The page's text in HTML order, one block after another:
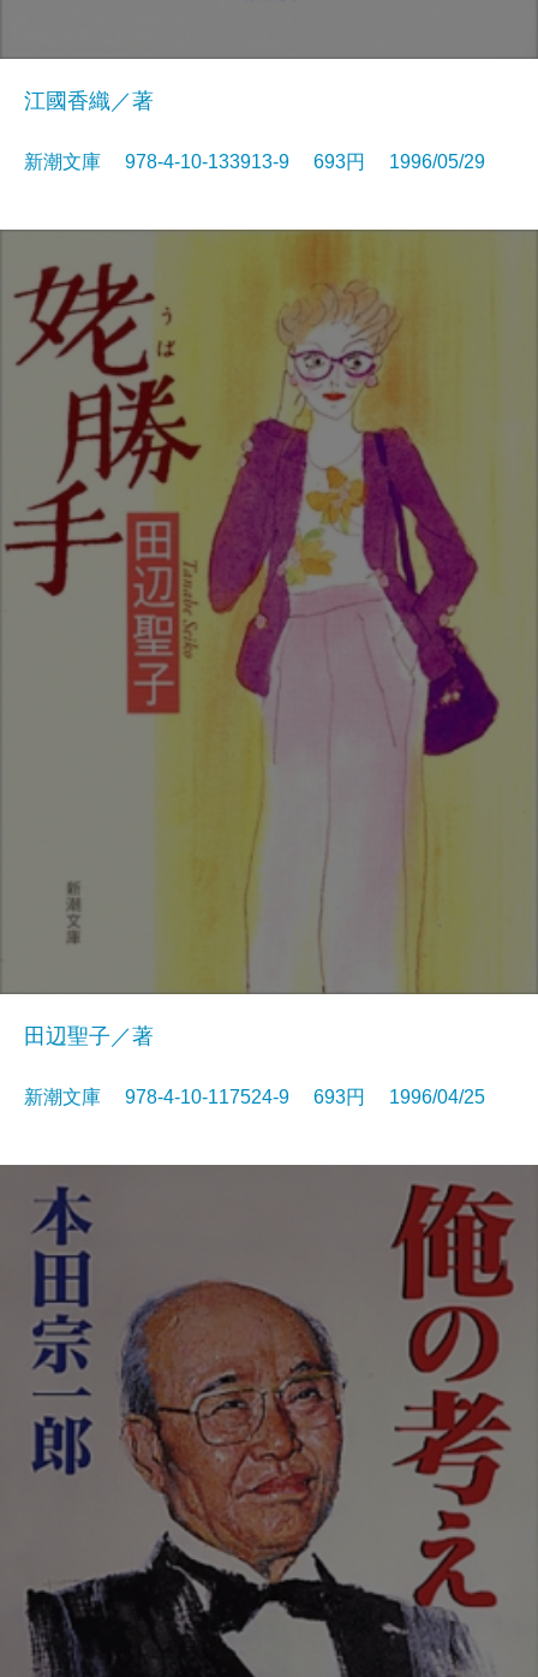
江國香織／著
新潮文庫 978-4-10-133913-9 693円 1996/05/29
田辺聖子／著
新潮文庫 978-4-10-117524-9 693円 1996/04/25